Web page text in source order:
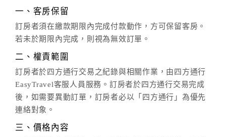
一、客房保留
訂房者須在繳款期限內完成付款動作，方可保留客房。
若未於期限內完成，則視為無效訂單。
二、權責範圍
訂房者於四方通行交易之紀錄與相關作業，由四方通行
EasyTravel客服人員服務。訂房者於四方通行交易完成
後，如需要異動訂單，訂房者必以「四方通行」為優先
連絡對象。
三、價格內容